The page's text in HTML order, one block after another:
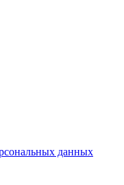
данных